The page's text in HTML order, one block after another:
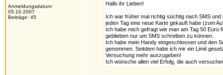
Anmeldungsdatum:
05.10.2007
Beiträge: 45
Hallo ihr Lieben!
Ich war früher mal richtig süchtig nach SMS
jeden Tag eine neue Karte gekauft habe (zum
Ich habe mich gefragt wie man am Tag 50
geblieben nur um SMS schreiben zu können.
Ich habe mein Handy eingeschlossen und den
genommen. Seitdem habe ich mir ein Limit
Versuchung mehr auszugeben!
Ich wünsche allen viel Erfolg, die auch